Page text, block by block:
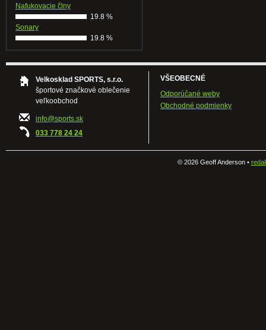
Nafukovacie člny
19.8 %
Sonary
19.8 %
Velkosklad SPORTS, s.r.o.
športové značkové oblečenie
veľkoobchod
info@sports.sk
033 778 24 24
VŠEOBECNÉ
Odporúčané weby
Obchodné podmienky
©2026 Geoff Anderson •